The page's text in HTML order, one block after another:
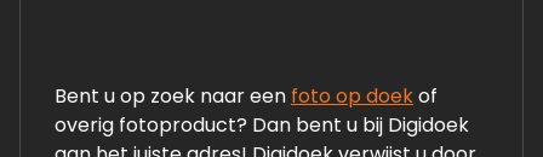
Bent u op zoek naar een foto op doekof
overig fotoproduct? Dan bent u bij Digidoek